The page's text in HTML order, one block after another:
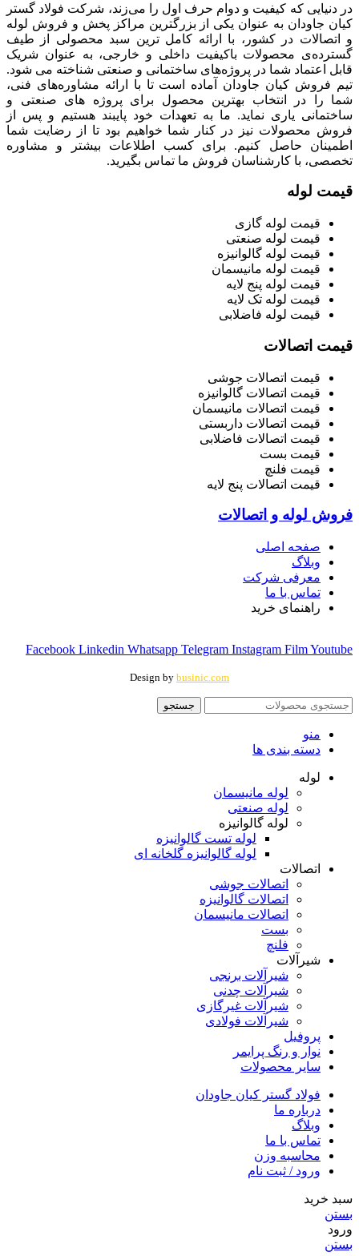
در دنیایی که کیفیت و دوام حرف اول را می‌زند، شرکت فولاد گستر
کیان جاودان به عنوان یکی از بزرگترین مراکز پخش و فروش لوله
و اتصالات در کشور، با ارائه کامل ترین سبد محصولی از طیف
گسترده‌‌ی محصولات باکیفیت داخلی و خارجی، به عنوان شریک
قابل اعتماد شما در پروژه‌های ساختمانی و صنعتی شناخته می شود.
تیم فروش کیان جاودان آماده است تا با ارائه مشاوره‌های فنی،
شما را در انتخاب بهترین محصول برای پروژه های صنعتی و
ساختمانی یاری نماید. ما به تعهدات خود پایبند هستیم و پس از
فروش محصولات نیز در کنار شما خواهیم بود تا از رضایت شما
اطمینان حاصل کنیم. برای کسب اطلاعات بیشتر و مشاوره
تخصصی، با کارشناسان فروش ما تماس بگیرید.
قیمت لوله
قیمت لوله گازی
قیمت لوله صنعتی
قیمت لوله گالوانیزه
قیمت لوله مانیسمان
قیمت لوله پنج لایه
قیمت لوله تک لایه
قیمت لوله فاضلابی
قیمت اتصالات
قیمت اتصالات جوشی
قیمت اتصالات گالوانیزه
قیمت اتصالات مانیسمان
قیمت اتصالات داربستی
قیمت اتصالات فاضلابی
قیمت بست
قیمت فلنچ
قیمت اتصالات پنج لایه
فروش لوله و اتصالات
صفحه اصلی
وبلاگ
معرفی شرکت
تماس با ما
راهنمای خرید
Facebook Linkedin Whatsapp Telegram Instagram FilmYoutube
Design by businic.com
جستجو
منو
دسته بندی ها
لوله
لوله مانیسمان
لوله صنعتی
لوله گالوانیزه
لوله تست گالوانیزه
لوله گالوانیزه گلخانه ای
اتصالات
اتصالات جوشی
اتصالات گالوانیزه
اتصالات مانیسمان
بست
فلنچ
شیرآلات
شیرآلات برنجی
شیرآلات چدنی
شیرآلات غیرگازی
شیرآلات فولادی
پروفیل
نوار و رنگ پرایمر
سایر محصولات
فولاد گستر کیان جاودان
درباره ما
وبلاگ
تماس با ما
محاسبه وزن
ورود / ثبت نام
سبد خرید
بستن
ورود
بستن